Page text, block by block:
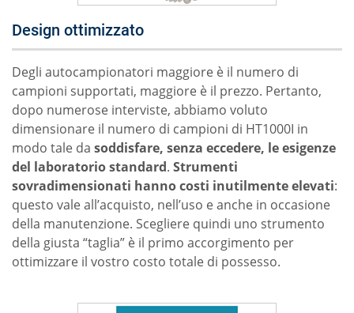
Design ottimizzato
Degli autocampionatori maggiore è il numero di
campioni supportati, maggiore è il prezzo. Pertanto,
dopo numerose interviste, abbiamo voluto
dimensionare il numero di campioni di HT1000I in
modo tale da soddisfare, senza eccedere, le esigenze
del laboratorio standard. Strumenti
sovradimensionati hanno costi inutilmente elevati:
questo vale all’acquisto, nell’uso e anche in occasione
della manutenzione. Scegliere quindi uno strumento
della giusta “taglia” è il primo accorgimento per
ottimizzare il vostro costo totale di possesso.